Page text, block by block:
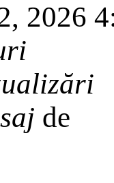
2026
de